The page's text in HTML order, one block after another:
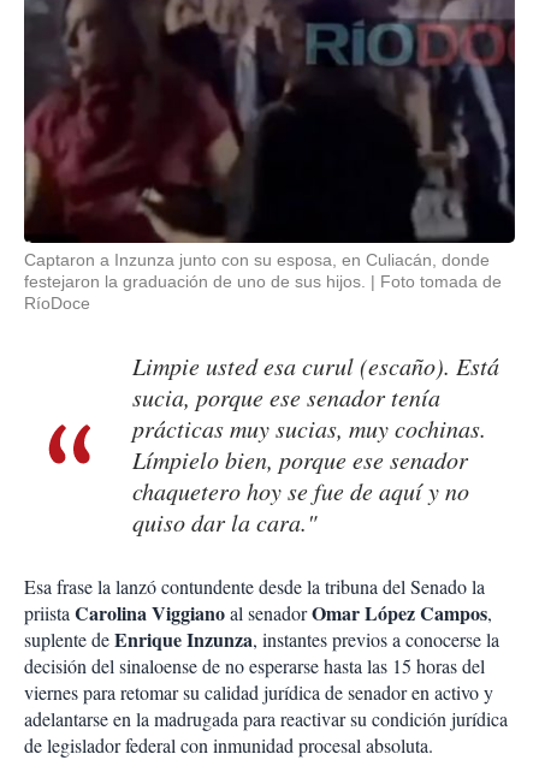
Captaron a Inzunza junto con su esposa, en Culiacán, donde
festejaron la graduación de uno de sus hijos.
Foto tomada de
RíoDoce
Limpie usted esa curul (escaño). Está
sucia, porque ese senador tenía
prácticas muy sucias, muy cochinas.
Límpielo bien, porque ese senador
chaquetero hoy se fue de aquí y no
quiso dar la cara."
Esa frase la lanzó contundente desde la tribuna del Senado la
priistaCarolina Viggianoal senadorOmar López Campos,
suplente deEnrique Inzunza, instantes previos a conocerse la
decisión del sinaloense de no esperarse hasta las 15 horas del
viernes para retomar su calidad jurídica de senador en activo y
adelantarse en la madrugada para reactivar su condición jurídica
de legislador federal con inmunidad procesal absoluta.